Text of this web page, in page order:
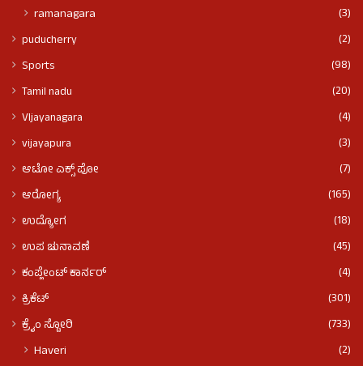
ramanagara (3)
puducherry
(2)
Sports
(98)
Tamil nadu
(20)
VIjayanagara
(4)
vijayapura
(3)
ಆಟೋ ಎಕ್ಸ್ ಪೋ
(7)
ಆರೋಗ್ಯ
(165)
ಉದ್ಯೋಗ
(18)
ಉಪ ಚುನಾವಣೆ
(45)
ಕಂಪ್ಲೇಂಟ್ ಕಾರ್ನರ್
(4)
ಕ್ರಿಕೆಟ್
(301)
ಕ್ರೈಂ ಸ್ಟೋರಿ
(733)
Haveri (2)